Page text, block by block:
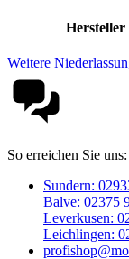
Hersteller
Weitere
So erreichen Sie uns:
Sundern:
Balve: 02375
Leverkusen:
Leichlingen: